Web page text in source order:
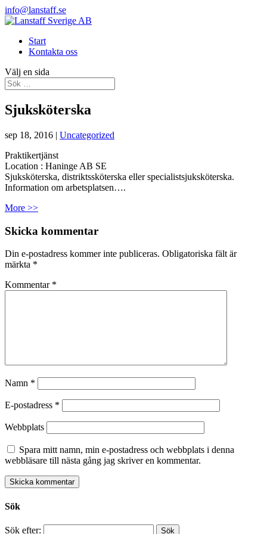
info@lanstaff.se
Start
Kontakta oss
Välj en sida
Sjuksköterska
sep 18, 2016 | Uncategorized
Praktikertjänst
Location : Haninge AB SE
Sjuksköterska, distriktssköterska eller specialistsjuksköterska.
Information om arbetsplatsen….
More >>
Skicka kommentar
Din e-postadress kommer inte publiceras. Obligatoriska fält är
märkta *
Kommentar *
Namn *
E-postadress *
Webbplats
Spara mitt namn, min e-postadress och webbplats i denna
webbläsare till nästa gång jag skriver en kommentar.
Sök
Sök efter: